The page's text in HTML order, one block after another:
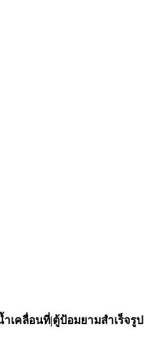
เคลื่อนที่|ตู้ป้อมยามสำเร็จรูป